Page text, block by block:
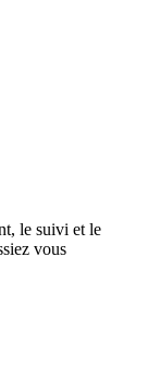
le suivi et le
vous